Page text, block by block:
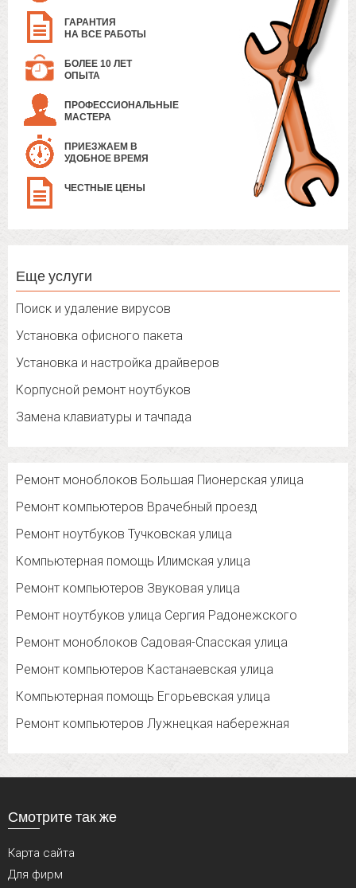
ГАРАНТИЯ
НА ВСЕ РАБОТЫ
БОЛЕЕ 10 ЛЕТ
ОПЫТА
ПРОФЕССИОНАЛЬНЫЕ
МАСТЕРА
ПРИЕЗЖАЕМ В
УДОБНОЕ ВРЕМЯ
ЧЕСТНЫЕ ЦЕНЫ
Еще услуги
Поиск и удаление вирусов
Установка офисного пакета
Установка и настройка драйверов
Корпусной ремонт ноутбуков
Замена клавиатуры и тачпада
Ремонт моноблоков Большая Пионерская улица
Ремонт компьютеров Врачебный проезд
Ремонт ноутбуков Тучковская улица
Компьютерная помощь Илимская улица
Ремонт компьютеров Звуковая улица
Ремонт ноутбуков улица Сергия Радонежского
Ремонт моноблоков Садовая-Спасская улица
Ремонт компьютеров Кастанаевская улица
Компьютерная помощь Егорьевская улица
Ремонт компьютеров Лужнецкая набережная
Смотрите так же
Карта сайта
Для фирм